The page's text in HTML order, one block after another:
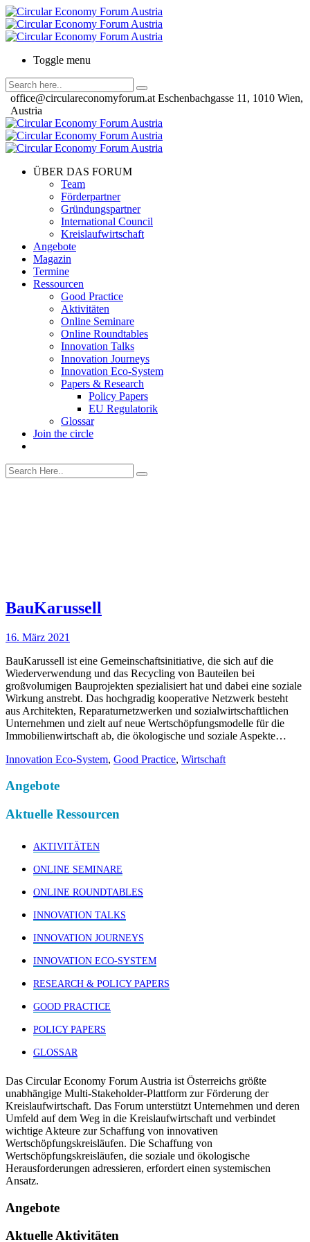
Toggle menu
office@circulareconomyforum.at Eschenbachgasse 11, 1010 Wien,
Austria
ÜBER DAS FORUM
Team
Förderpartner
Gründungspartner
International Council
Kreislaufwirtschaft
Angebote
Magazin
Termine
Ressourcen
Good Practice
Aktivitäten
Online Seminare
Online Roundtables
Innovation Talks
Innovation Journeys
Innovation Eco-System
Papers & Research
Policy Papers
EU Regulatorik
Glossar
Join the circle
BauKarussell
16. März 2021
BauKarussell ist eine Gemeinschaftsinitiative, die sich auf die
Wiederverwendung und das Recycling von Bauteilen bei
großvolumigen Bauprojekten spezialisiert hat und dabei eine soziale
Wirkung anstrebt. Das hochgradig kooperative Netzwerk besteht
aus Architekten, Reparaturnetzwerken und sozialwirtschaftlichen
Unternehmen und zielt auf neue Wertschöpfungsmodelle für die
Immobilienwirtschaft ab, die ökologische und soziale Aspekte…
Innovation Eco-System, Good Practice, Wirtschaft
Angebote
Aktuelle Ressourcen
AKTIVITÄTEN
ONLINE SEMINARE
ONLINE ROUNDTABLES
INNOVATION TALKS
INNOVATION JOURNEYS
INNOVATION ECO-SYSTEM
RESEARCH & POLICY PAPERS
GOOD PRACTICE
POLICY PAPERS
GLOSSAR
Das Circular Economy Forum Austria ist Österreichs größte
unabhängige Multi-Stakeholder-Plattform zur Förderung der
Kreislaufwirtschaft. Das Forum unterstützt Unternehmen und deren
Umfeld auf dem Weg in die Kreislaufwirtschaft und verbindet
wichtige Akteure zur Schaffung von innovativen
Wertschöpfungskreisläufen. Die Schaffung von
Wertschöpfungskreisläufen, die soziale und ökologische
Herausforderungen adressieren, erfordert einen systemischen
Ansatz.
Angebote
Aktuelle Aktivitäten